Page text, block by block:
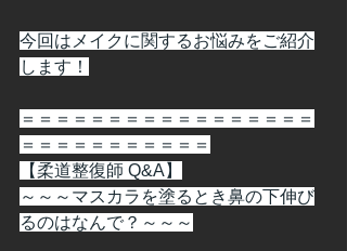
今回はメイクに関するお悩みをご紹介
します！
＝＝＝＝＝＝＝＝＝＝＝＝＝＝＝＝＝
＝＝＝＝＝＝＝＝＝＝＝
【柔道整復師 Q&A】
～～～マスカラを塗るとき鼻の下伸び
るのはなんで？～～～